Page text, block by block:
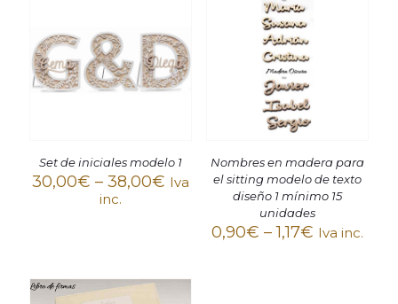
Set de iniciales modelo 1
30,00€ –38,00€ Iva
inc.
Nombres en madera para
el sitting modelo de texto
diseño 1 mínimo 15
unidades
0,90€ –1,17€ Iva inc.